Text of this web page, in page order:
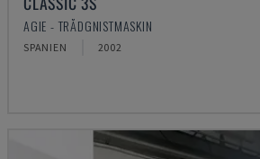
AGIE - TRÅDGNISTMASKIN
SPANIEN 2002